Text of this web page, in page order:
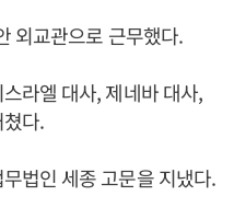
외교관으로 근무했다.
라엘 대사, 제네바 대사,
다.
법인 세종 고문을 지냈다.